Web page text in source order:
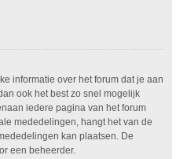
informatie over het forum dat je aan
ook het best zo snel mogelijk
iedere pagina van het forum
mededelingen, hangt het van de
kan plaatsen. De
een beheerder.